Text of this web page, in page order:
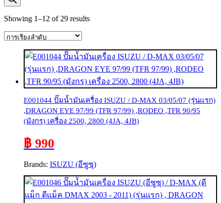
Showing 1–12 of 29 results
E001044 ปั๊มน้ำมันเครื่อง ISUZU / D-MAX 03/05/07 (รุ่นแรก)
,DRAGON EYE 97/99 (TFR 97/99) ,RODEO ,TFR 90/95
(มังกร) เครื่อง 2500, 2800 (4JA, 4JB)
฿ 990
Brands: ISUZU (อีซูซุ)